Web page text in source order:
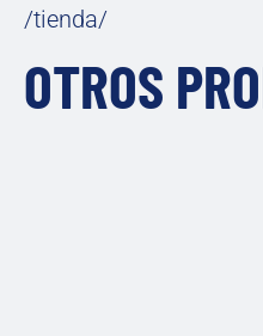
/tienda/
OTROS